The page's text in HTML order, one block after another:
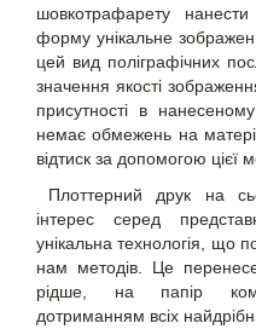
шовкотрафарету
форму унікальне
цей вид поліграфічних
значення якості
присутності в
немає обмежень на
відтиск за допомогою цієї
Плоттерний друк на
інтерес серед
унікальна технологія, що
нам методів. Це
рідше, на папір
дотриманням всіх